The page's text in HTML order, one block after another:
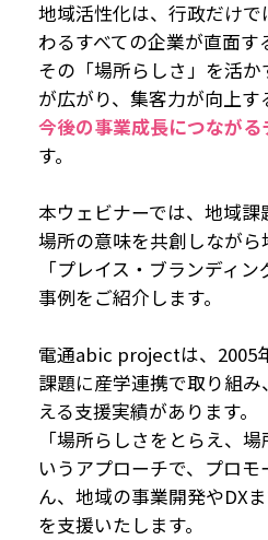
地域活性化は、行政だけ
わるすべての企業が直面す
その「場所らしさ」を活
が広がり、集客力が向上す
今後の事業成長につながる
す。
本ウェビナーでは、地域
場所の意味を共創しなが
「プレイス・ブランディ
事例をご紹介します。
電通abic projectは、2005
課題に産学連携で取り組
える支援実績があります。
「場所らしさをとらえ、
いうアプローチで、プロ
ん、地域の事業開発やDX
を支援いたします。